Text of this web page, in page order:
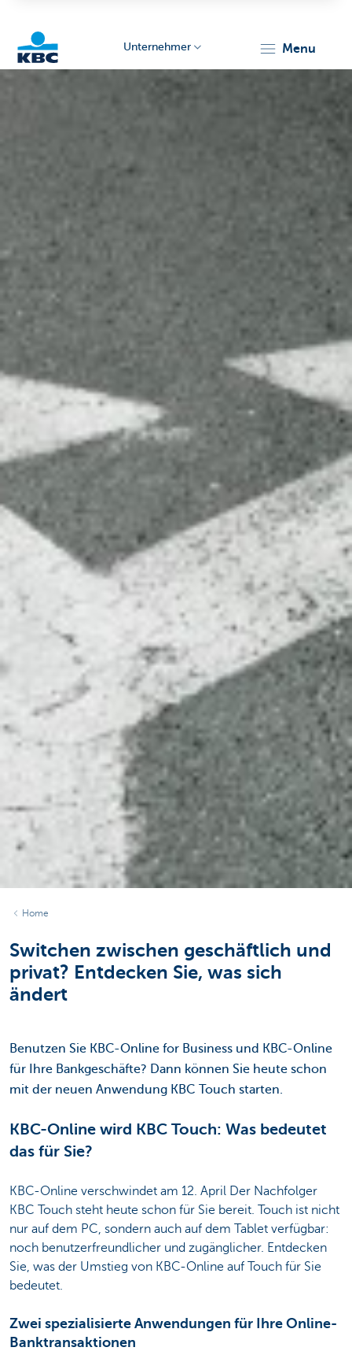
Unternehmer menu
Home
Switchen zwischen geschäftlich und
privat? Entdecken Sie, was sich
ändert
Benutzen Sie KBC-Online for Business und KBC-Online
für Ihre Bankgeschäfte? Dann können Sie heute schon
mit der neuen Anwendung KBC Touch starten.
KBC-Online wird KBC Touch: Was bedeutet
das für Sie?
KBC-Online verschwindet am 12. April Der Nachfolger
KBC Touch steht heute schon für Sie bereit. Touch ist nicht
nur auf dem PC, sondern auch auf dem Tablet verfügbar:
noch benutzerfreundlicher und zugänglicher. Entdecken
Sie, was der Umstieg von KBC-Online auf Touch für Sie
bedeutet.
Zwei spezialisierte Anwendungen für Ihre Online-
Banktransaktionen